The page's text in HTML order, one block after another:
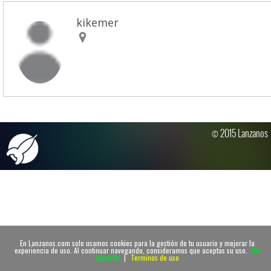
En Lanzanos.com solo usamos cookies para la gestión de tu usuario y mejorar la
experiencia de uso. Al continuar navegando, consideramos que aceptas su uso. De
acuerdo | Terminos de uso
kikemer
© 2015 Lanzanos